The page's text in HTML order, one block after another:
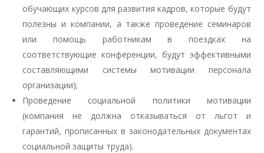
обучающих курсов для развития кадров, которые будут
полезны и компании, а также проведение семинаров
или помощь работникам в поездках на
соответствующие конференции, будут эффективными
составляющими системы мотивации персонала
организации);
Проведение социальной политики мотивации
(компания не должна отказываться от льгот и
гарантий, прописанных в законодательных документах
социальной защиты труда).